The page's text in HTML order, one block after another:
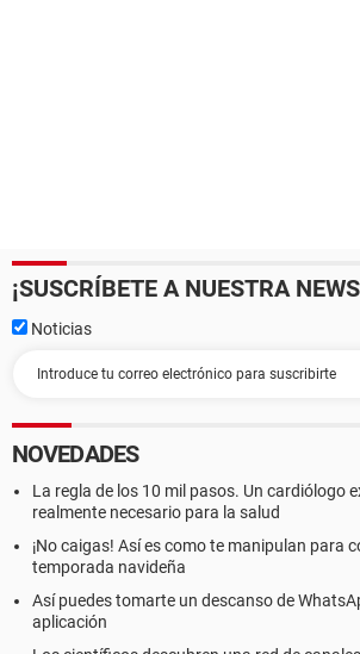
¡SUSCRÍBETE A NUESTRA
Noticias
NOVEDADES
La regla de los 10 mil pasos. Un cardiólogo
realmente necesario para la salud
¡No caigas! Así es como te manipulan para
temporada navideña
Así puedes tomarte un descanso de
aplicación